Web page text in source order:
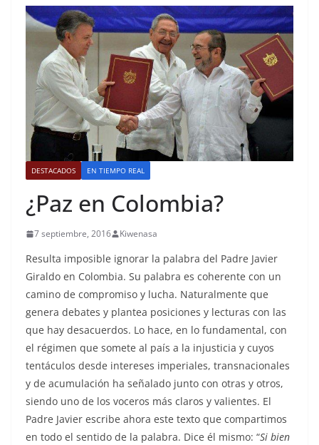
DESTACADOS EN TIEMPO REAL
¿Paz en Colombia?
7 septiembre, 2016 Kiwenasa
Resulta imposible ignorar la palabra del Padre Javier
Giraldo en Colombia. Su palabra es coherente con un
camino de compromiso y lucha. Naturalmente que
genera debates y plantea posiciones y lecturas con las
que hay desacuerdos. Lo hace, en lo fundamental, con
el régimen que somete al país a la injusticia y cuyos
tentáculos desde intereses imperiales, transnacionales
y de acumulación ha señalado junto con otras y otros,
siendo uno de los voceros más claros y valientes. El
Padre Javier escribe ahora este texto que compartimos
en todo el sentido de la palabra. Dice él mismo: “Si bien